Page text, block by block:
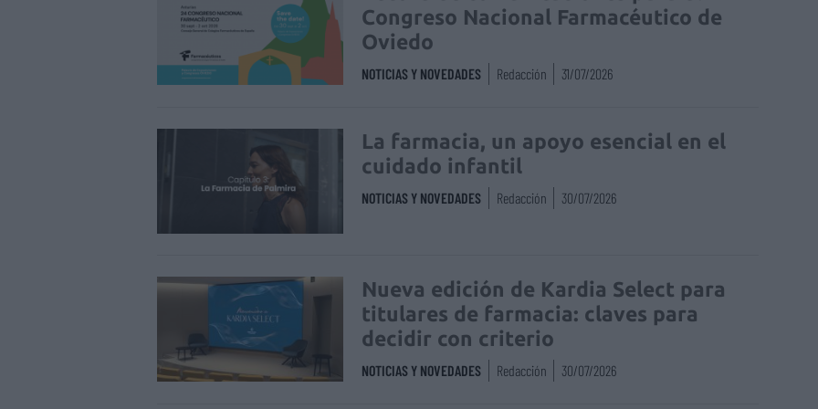
Congreso Nacional Farmacéutico de
Oviedo
NOTICIAS Y NOVEDADES Redacción 31/07/2026
La farmacia, un apoyo esencial en el
cuidado infantil
NOTICIAS Y NOVEDADES Redacción 30/07/2026
Nueva edición de Kardia Select para
titulares de farmacia: claves para
decidir con criterio
NOTICIAS Y NOVEDADES Redacción 30/07/2026